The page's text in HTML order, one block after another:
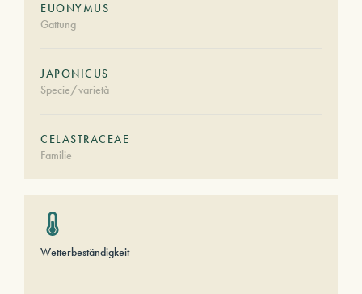
EUONYMUS
Gattung
JAPONICUS
Specie/varietà
CELASTRACEAE
Familie
Wetterbeständigkeit